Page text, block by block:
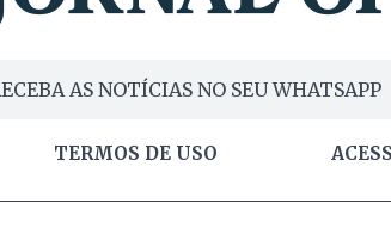
AS NOTÍCIAS NO SEU WHATSAPP
TERMOS DE USO